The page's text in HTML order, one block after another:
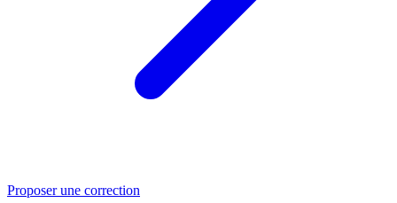
Proposer une correction